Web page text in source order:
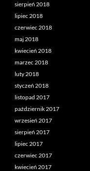
sierpień 2018
lipiec 2018
czerwiec 2018
maj 2018
kwiecień 2018
marzec 2018
luty 2018
styczeń 2018
listopad 2017
październik 2017
wrzesień 2017
sierpień 2017
lipiec 2017
czerwiec 2017
kwiecień 2017